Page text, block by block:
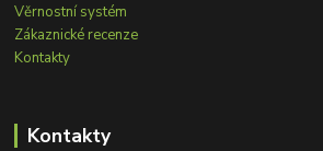
Věrnostní systém
Zákaznické recenze
Kontakty
Kontakty